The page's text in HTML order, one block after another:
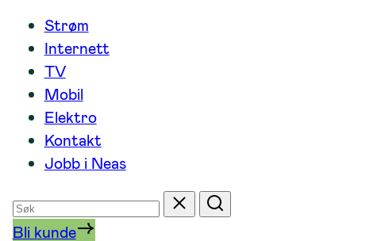
Strøm
Internett
TV
Mobil
Elektro
Kontakt
Jobb i Neas
Søk
etter
Tilbakestill
Søk
Bli kunde